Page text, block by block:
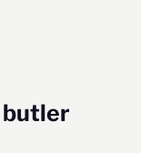
butler